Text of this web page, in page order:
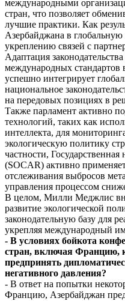
международными
стран, что позволяет
лучшие практики. Как
Азербайджана в
укреплению связей с
Адаптация
международных стандартов
успешно интегрирует
национальное
на передовых позициях в
Также парламент активно
технологий, таких как
интеллекта, для
экологическую политику
частности,
(SOCAR) активно
отслеживания выбросов
управления процессом
В целом, Милли Меджлис
развитие экологической
законодательную базу для
укрепляя международный
- В условиях бойкота
стран, включая Францию,
предпринять
негативного давления?
- В ответ на попытки
Францию, Азербайджан